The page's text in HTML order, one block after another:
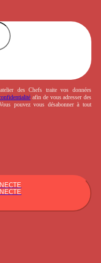
des Chefs traite vos données
afin de vous adresser des
pouvez vous désabonner à tout